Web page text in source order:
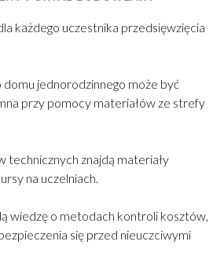
każdego uczestnika przedsięwzięcia
jednorodzinnego może być
przy pomocy materiałów ze strefy
znajdą materiały
na uczelniach.
wiedzę o metodach kontroli kosztów,
się przed nieuczciwymi